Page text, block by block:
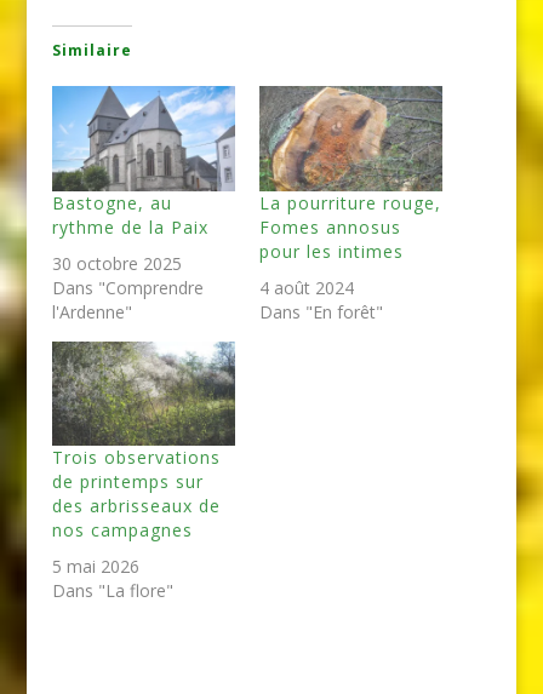
Similaire
Bastogne, au
rythme de la Paix
30 octobre 2025
Dans "Comprendre
l'Ardenne"
La pourriture rouge,
Fomes annosus
pour les intimes
4 août 2024
Dans "En forêt"
Trois observations
de printemps sur
des arbrisseaux de
nos campagnes
5 mai 2026
Dans "La flore"